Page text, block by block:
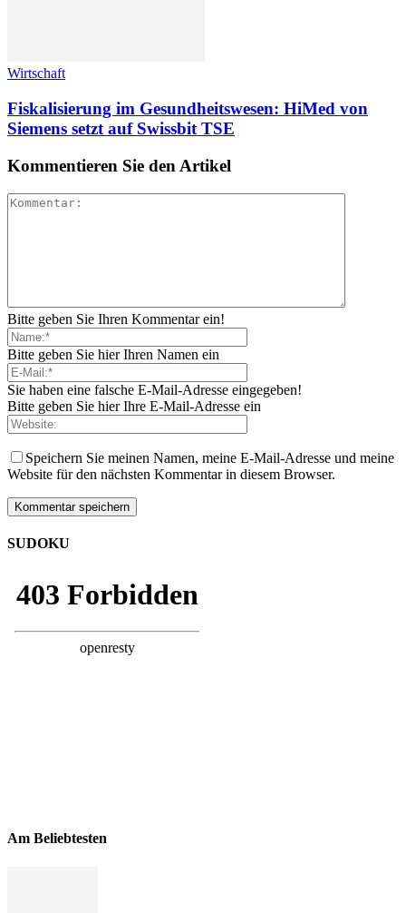
Wirtschaft
Fiskalisierung im Gesundheitswesen: HiMed von
Siemens setzt auf Swissbit TSE
Kommentieren Sie den Artikel
Bitte geben Sie Ihren Kommentar ein!
Bitte geben Sie hier Ihren Namen ein
Sie haben eine falsche E-Mail-Adresse eingegeben!
Bitte geben Sie hier Ihre E-Mail-Adresse ein
Speichern Sie meinen Namen, meine E-Mail-Adresse und meine
Website für den nächsten Kommentar in diesem Browser.
SUDOKU
Am Beliebtesten